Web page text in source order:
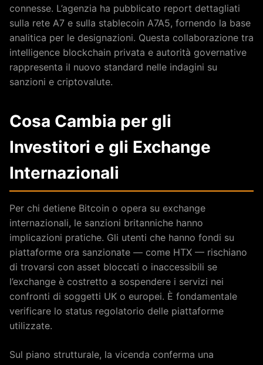
connesse. L’agenzia ha pubblicato report dettagliati
sulla rete A7 e sulla stablecoin A7A5, fornendo la base
analitica per le designazioni. Questa collaborazione tra
intelligence blockchain privata e autorità governative
rappresenta il nuovo standard nelle indagini su
sanzioni e criptovalute.
Cosa Cambia per gli
Investitori e gli Exchange
Internazionali
Per chi detiene Bitcoin o opera su exchange
internazionali, le sanzioni britanniche hanno
implicazioni pratiche. Gli utenti che hanno fondi su
piattaforme ora sanzionate — come HTX — rischiano
di trovarsi con asset bloccati o inaccessibili se
l’exchange è costretto a sospendere i servizi nei
confronti di soggetti UK o europei. È fondamentale
verificare lo status regolatorio delle piattaforme
utilizzate.
Sul piano strutturale, la vicenda conferma una